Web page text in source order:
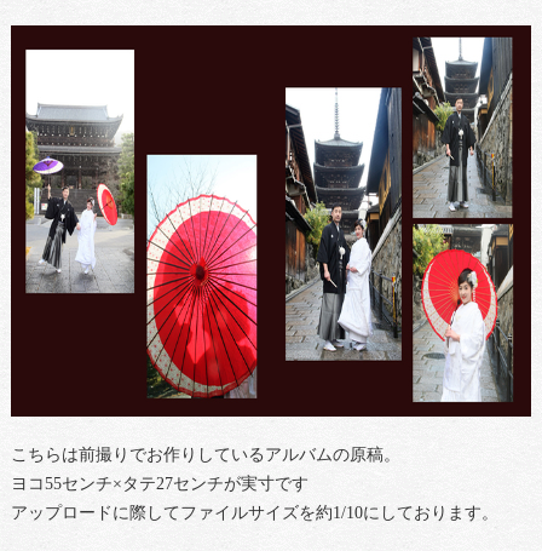
こちらは前撮りでお作りしているアルバムの原稿。
ヨコ55センチ×タテ27センチが実寸です
アップロードに際してファイルサイズを約1/10にしております。